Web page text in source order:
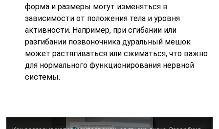
форма и размеры могут изменяться в
зависимости от положения тела и уровня
активности. Например, при сгибании или
разгибании позвоночника дуральный мешок
может растягиваться или сжиматься, что важно
для нормального функционирования нервной
системы.